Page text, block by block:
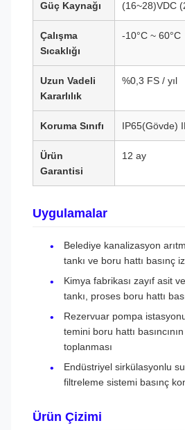
Güç Kaynağı (16~28)VDC
Çalışma
Sıcaklığı
-10°C ~ 60°C
Uzun Vadeli
Kararlılık
%0,3 FS / yıl
Koruma Sınıfı IP65(Gövde)
Ürün
Garantisi
12 ay
Uygulamalar
Belediye kanalizasyon
tankı ve boru hattı basınç
Kimya fabrikası zayıf asit
tankı, proses boru hattı
Rezervuar pompa
temini boru hattı
toplanması
Endüstriyel sirkülasyonlu
filtreleme sistemi basınç
Ürün Çizimi